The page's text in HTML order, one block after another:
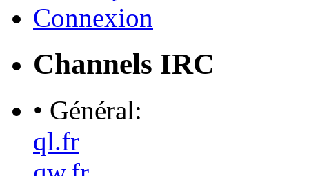
Connexion
Channels IRC
• Général:
ql.fr